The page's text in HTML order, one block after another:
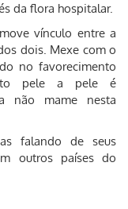
da flora hospitalar.
vínculo entre a
dois. Mexe com o
no favorecimento
pele a pele é
não mame nesta
falando de seus
outros países do